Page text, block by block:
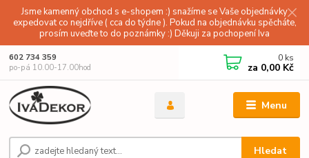
Jsme kamenný obchod s e-shopem :) snažíme se Vaše objednávky
expedovat co nejdříve ( cca do týdne ). Pokud na objednávku spěcháte,
prosím uveďte to do poznámky :) Děkuji za pochopení Iva
Menu
Hledat
602 734 359
po-pá 10.00-17.00hod
0 ks
za 0,00 Kč